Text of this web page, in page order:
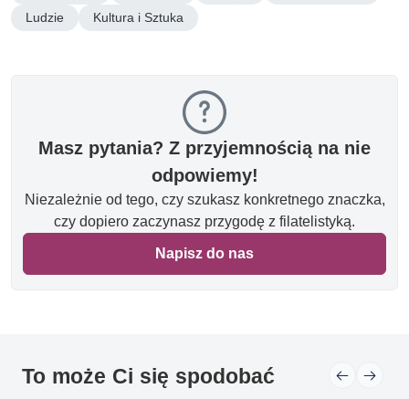
Ludzie
Kultura i Sztuka
Masz pytania? Z przyjemnością na nie
odpowiemy!
Niezależnie od tego, czy szukasz konkretnego znaczka,
czy dopiero zaczynasz przygodę z filatelistyką.
Napisz do nas
To może Ci się spodobać